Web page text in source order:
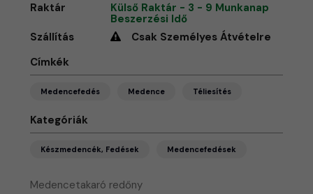
Medencetakaró redőny
Raktár
Külső Raktár - 3 - 9 Munkanap
Beszerzési Idő
Szállítás
Csak Személyes Átvételre
Címkék
Medencefedés Medence Téliesítés
Kategóriák
Készmedencék, Fedések Medencefedések